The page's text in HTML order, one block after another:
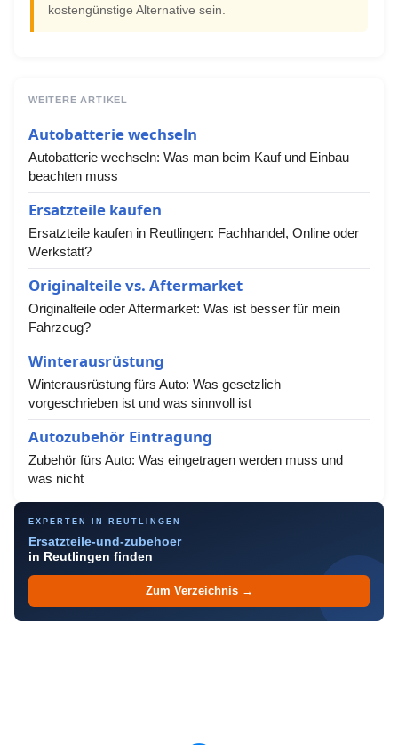
kostengünstige Alternative sein.
WEITERE ARTIKEL
Autobatterie wechseln
Autobatterie wechseln: Was man beim Kauf und Einbau
beachten muss
Ersatzteile kaufen
Ersatzteile kaufen in Reutlingen: Fachhandel, Online oder
Werkstatt?
Originalteile vs. Aftermarket
Originalteile oder Aftermarket: Was ist besser für mein
Fahrzeug?
Winterausrüstung
Winterausrüstung fürs Auto: Was gesetzlich
vorgeschrieben ist und was sinnvoll ist
Autozubehör Eintragung
Zubehör fürs Auto: Was eingetragen werden muss und
was nicht
EXPERTEN IN REUTLINGEN
Ersatzteile-und-zubehoer
in Reutlingen finden
Zum Verzeichnis →